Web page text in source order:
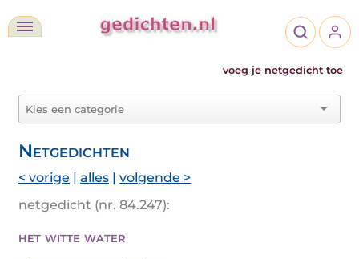
voeg je netgedicht toe
Netgedichten
< vorige | alles | volgende >
netgedicht (nr. 84.247):
het witte water